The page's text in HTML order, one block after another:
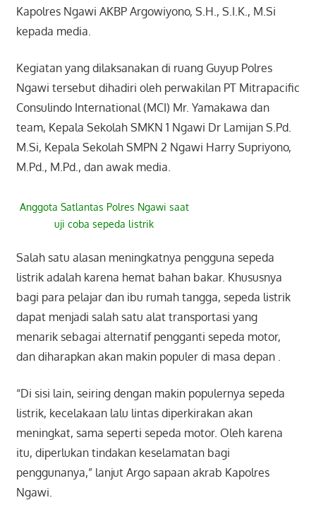
Kapolres Ngawi AKBP Argowiyono, S.H., S.I.K., M.Si
kepada media.
Kegiatan yang dilaksanakan di ruang Guyup Polres
Ngawi tersebut dihadiri oleh perwakilan PT Mitrapacific
Consulindo International (MCI) Mr. Yamakawa dan
team, Kepala Sekolah SMKN 1 Ngawi Dr Lamijan S.Pd.
M.Si, Kepala Sekolah SMPN 2 Ngawi Harry Supriyono,
M.Pd., M.Pd., dan awak media.
Anggota Satlantas Polres Ngawi saat
uji coba sepeda listrik
Salah satu alasan meningkatnya pengguna sepeda
listrik adalah karena hemat bahan bakar. Khususnya
bagi para pelajar dan ibu rumah tangga, sepeda listrik
dapat menjadi salah satu alat transportasi yang
menarik sebagai alternatif pengganti sepeda motor,
dan diharapkan akan makin populer di masa depan .
“Di sisi lain, seiring dengan makin populernya sepeda
listrik, kecelakaan lalu lintas diperkirakan akan
meningkat, sama seperti sepeda motor. Oleh karena
itu, diperlukan tindakan keselamatan bagi
penggunanya,” lanjut Argo sapaan akrab Kapolres
Ngawi.